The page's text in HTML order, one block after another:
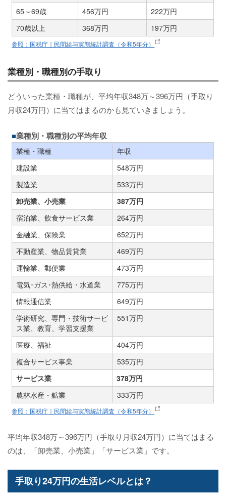
65～69歳 456万円
222万円
70歳以上
368万円 197万円
参照：国税庁｜民間給与実態統計調査（令和5年分）
業種別・職種別の手取り
どういった業種・職種が、平均年収348万～396万円（手取り
月収24万円）に当てはまるのかも見ていきましょう。
業種別・職種別の平均年収
業種・職種
年収
建設業
548万円
製造業
533万円
卸売業、小売業
387万円
宿泊業、飲食サービス業
264万円
金融業、保険業
652万円
不動産業、物品賃貸業
469万円
運輸業、郵便業
473万円
電気･ガス･熱供給・水道業
775万円
情報通信業
649万円
学術研究、専門・技術サービ
ス業、教育、学習支援業
551万円
医療、福祉
404万円
複合サービス事業
535万円
サービス業
378万円
農林水産・鉱業
333万円
参照：国税庁｜民間給与実態統計調査（令和5年分）
平均年収348万～396万円（手取り月収24万円）に当てはまる
のは、「卸売業、小売業」「サービス業」です。
手取り24万円の生活レベルとは？